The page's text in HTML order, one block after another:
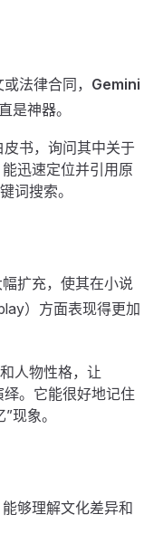
法律合同， Gemini
是神器。
书，询问其中关于
迅速定位并引用原
词搜索。
扩充，使其在小说
）方面表现得更加
人物性格，让
。它能很好地记住
现象。
能够理解文化差异和